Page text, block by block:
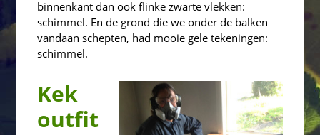
binnenkant dan ook flinke zwarte vlekken:
schimmel. En de grond die we onder de balken
vandaan schepten, had mooie gele tekeningen:
schimmel.
Kek
outfit